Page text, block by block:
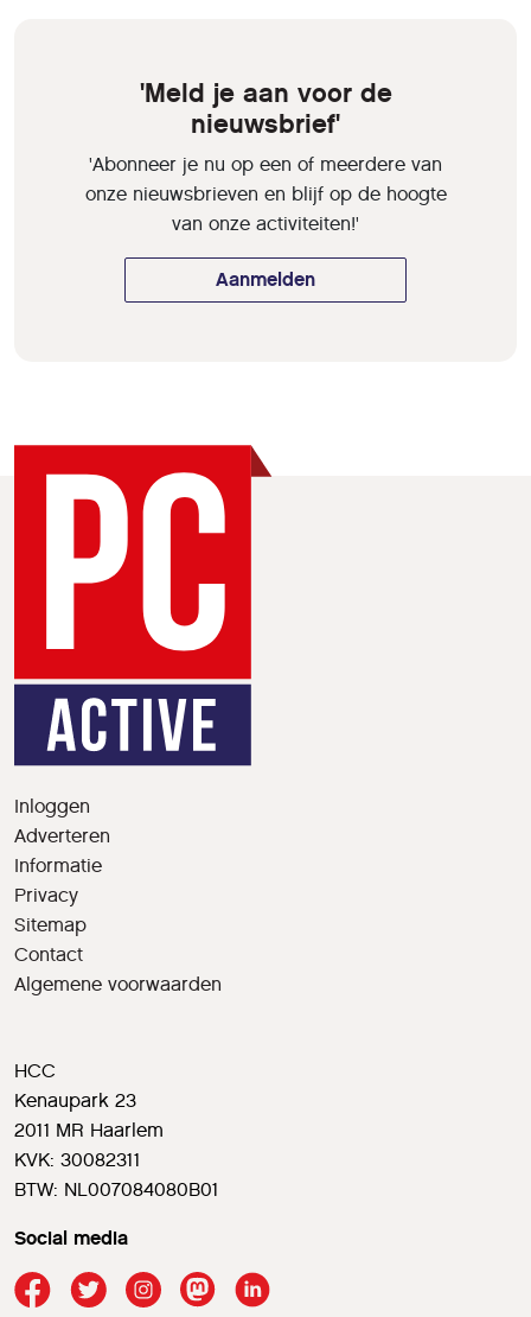
'Meld je aan voor de
nieuwsbrief'
'Abonneer je nu op een of meerdere van
onze nieuwsbrieven en blijf op de hoogte
van onze activiteiten!'
Aanmelden
Inloggen
Adverteren
Informatie
Privacy
Sitemap
Contact
Algemene voorwaarden
HCC
Kenaupark 23
2011 MR Haarlem
KVK: 30082311
BTW: NL007084080B01
Social media